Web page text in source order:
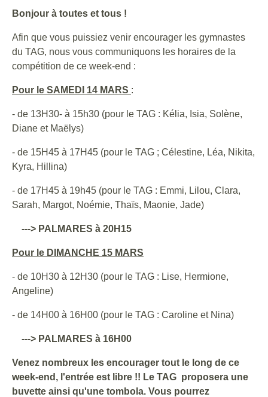
Bonjour à toutes et tous !
Afin que vous puissiez venir encourager les gymnastes
du TAG, nous vous communiquons les horaires de la
compétition de ce week-end :
Pour le SAMEDI 14 MARS :
- de 13H30- à 15h30 (pour le TAG : Kélia, Isia, Solène,
Diane et Maëlys)
- de 15H45 à 17H45 (pour le TAG ; Célestine, Léa, Nikita,
Kyra, Hillina)
- de 17H45 à 19h45 (pour le TAG : Emmi, Lilou, Clara,
Sarah, Margot, Noémie, Thaïs, Maonie, Jade)
---> PALMARES à 20H15
Pour le DIMANCHE 15 MARS
- de 10H30 à 12H30 (pour le TAG : Lise, Hermione,
Angeline)
- de 14H00 à 16H00 (pour le TAG : Caroline et Nina)
---> PALMARES à 16H00
Venez nombreux les encourager tout le long de ce
week-end, l'entrée est libre !! Le TAG proposera une
buvette ainsi qu'une tombola. Vous pourrez